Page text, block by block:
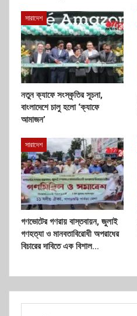
সারাদেশ
নতুন ক্যাফে সংস্কৃতির সূচনা,
বাংলাদেশে চালু হলো ‘ক্যাফে
আমাজন’
সারাদেশ
গণভোটের গণরায় বাস্তবায়ন, জুলাই
গণহত্যা ও মানবতাবিরোধী অপরাধের
বিচারের দাবিতে এক বিশাল…